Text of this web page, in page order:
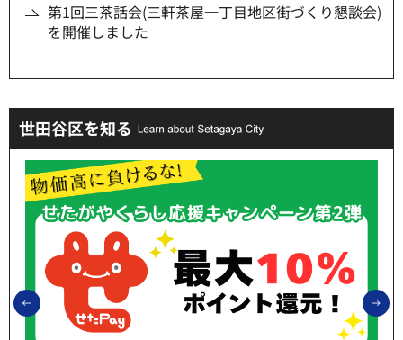
第1回三茶話会(三軒茶屋一丁目地区街づくり懇談会)
を開催しました
世田谷区を知る
前のスライドを表示